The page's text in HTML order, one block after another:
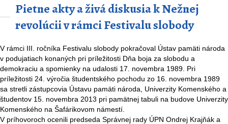
Pietne akty a živá diskusia k Nežnej
revolúcii v rámci Festivalu slobody
V rámci III. ročníka Festivalu slobody pokračoval Ústav pamäti národa
v podujatiach konaných pri príležitosti Dňa boja za slobodu a
demokraciu a spomienky na udalosti 17. novembra 1989. Pri
príležitosti 24. výročia študentského pochodu zo 16. novembra 1989
sa stretli zástupcovia Ústavu pamäti národa, Univerzity Komenského a
študentov 15. novembra 2013 pri pamätnej tabuli na budove Univerzity
Komenského na Šafárikovom námestí.
V príhovoroch ocenili predseda Správnej rady ÚPN Ondrej Krajňák a